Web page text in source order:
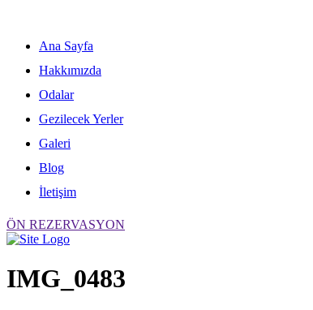
contentAna Sayfa
Hakkımızda
Odalar
Gezilecek Yerler
Galeri
Blog
İletişim
ÖN REZERVASYON
IMG_0483